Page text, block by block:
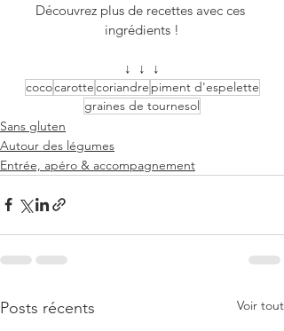
Découvrez plus de recettes avec ces
ingrédients !
↓  ↓  ↓
cococarottecoriandre piment d'espelette
graines de tournesol
Sans gluten
Autour des légumes
Entrée, apéro & accompagnement
Posts récents Voir tout